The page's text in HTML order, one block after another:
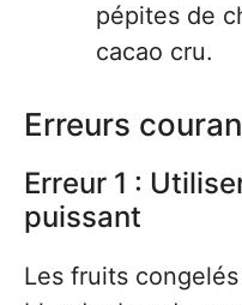
pépites de
cacao cru.
Erreurs
Erreur 1 :
puissant
Les fruits